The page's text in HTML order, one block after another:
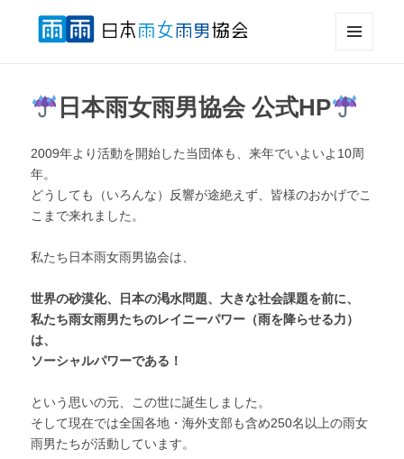
ット
日本雨女雨男協会 公式HP
2009年より活動を開始した当団体も、来年でいよいよ10周
年。
どうしても（いろんな）反響が途絶えず、皆様のおかげでこ
こまで来れました。
私たち日本雨女雨男協会は、
世界の砂漠化、日本の渇水問題、大きな社会課題を前に、
私たち雨女雨男たちのレイニーパワー（雨を降らせる力）
は、
ソーシャルパワーである！
という思いの元、この世に誕生しました。
そして現在では全国各地・海外支部も含め250名以上の雨女
雨男たちが活動しています。